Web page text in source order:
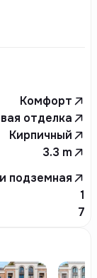
его не только
Комфорт
отделка
Кирпичный
3.3 m
подземная
1
7